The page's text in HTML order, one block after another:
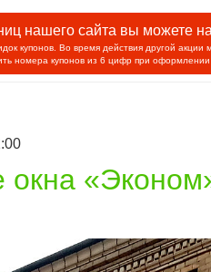
нашего сайта вы можете
купонов. Во время действия другой
номера купонов из 6 цифр при оформлении